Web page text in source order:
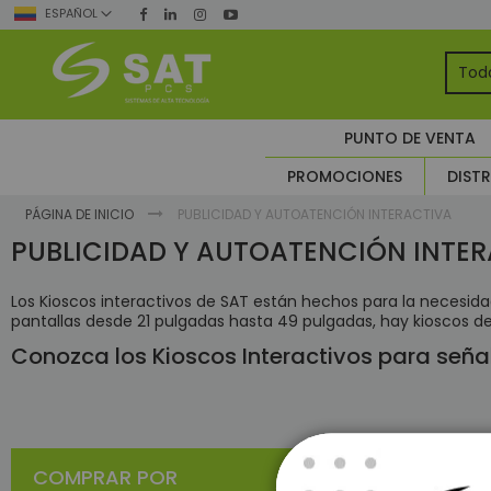
ESPAÑOL
Ir
al
PUNTO DE VENTA
PROMOCIONES
PÁGINA DE INICIO PUBLICIDAD Y AUTOATENCIÓN INTERACTIVA
PUBLICIDAD Y AUTOATENCIÓN
Los Kioscos interactivos de SAT están hechos para la
pantallas desde 21 pulgadas hasta 49 pulgadas, hay kioscos
Conozca los Kioscos Interactivos para
No
COMPRAR POR